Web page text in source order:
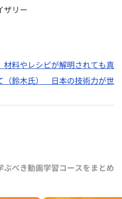
ザリー
料やレシピが解明されても真
（鈴木氏） 日本の技術力が世
べき動画学習コースをまとめ